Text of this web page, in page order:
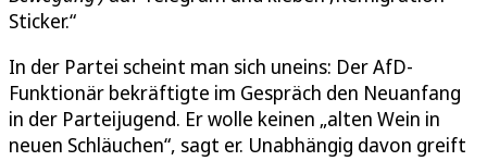
Sticker.“
In der Partei scheint man sich uneins: Der AfD-
Funktionär bekräftigte im Gespräch den Neuanfang
in der Parteijugend. Er wolle keinen „alten Wein in
neuen Schläuchen“, sagt er. Unabhängig davon greift